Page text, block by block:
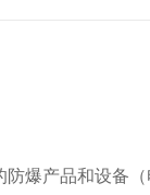
爆产品和设备